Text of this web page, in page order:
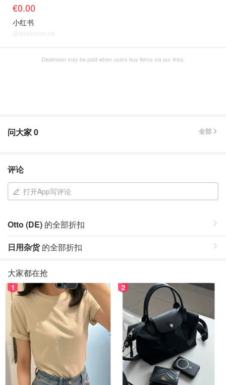
€0.00
小红书
@dealmoon.de
Dealmoon may be paid when users buy items via our links.
问大家0 全部
评论
打开App写评论
Otto (DE) 的全部折扣
日用杂货的全部折扣
大家都在抢
1 2